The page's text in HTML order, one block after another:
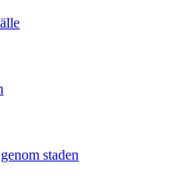
staden